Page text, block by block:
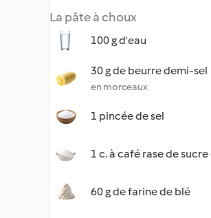
La pâte à choux
100 g d'eau
30 g de beurre demi-sel
en morceaux
1 pincée de sel
1 c. à café rase de
60 g de farine de blé